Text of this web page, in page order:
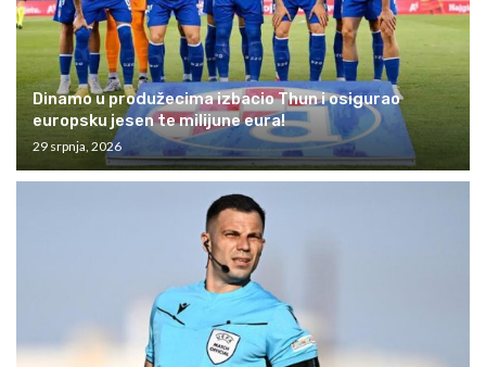
Dinamo u produžecima izbacio Thun i osigurao
europsku jesen te milijune eura!
29 srpnja, 2026